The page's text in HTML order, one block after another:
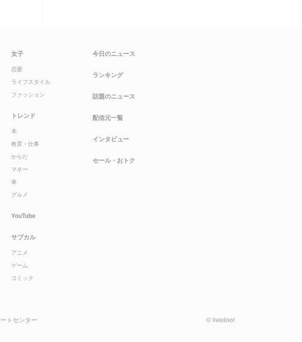
女子
恋愛
ライフスタイル
ファッション
トレンド
本
教育・仕事
からだ
マネー
車
グルメ
YouTube
サブカル
アニメ
ゲーム
コミック
今日のニュース
ランキング
話題のニュース
配信元一覧
インタビュー
セール・おトク
トセンター © livedoor